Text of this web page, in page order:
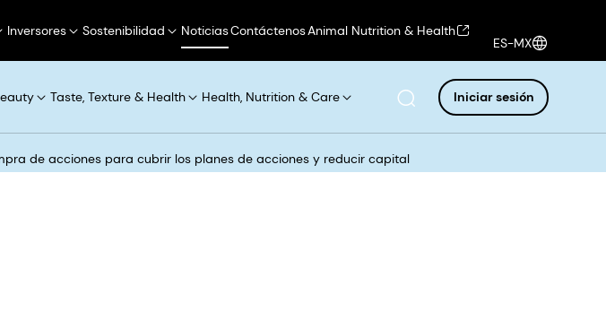
Inversores Sostenibilidad NoticiasContáctenosAnimal Nutrition & Health
ES-MX
Taste, Texture & Health Health, Nutrition & Care Iniciar sesión
de acciones para cubrir los planes de acciones y reducir capital